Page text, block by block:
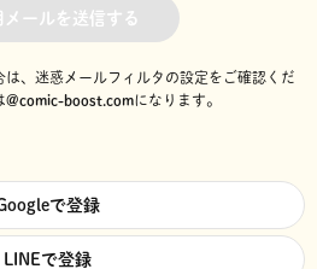
メールを送信する
、迷惑メールフィルタの設定をご確認くだ
@comic-boost.comになります。
で登録
LINEで登録